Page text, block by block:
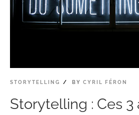
STORYTELLING BY CYRIL FÉRON
Storytelling : Ces 3